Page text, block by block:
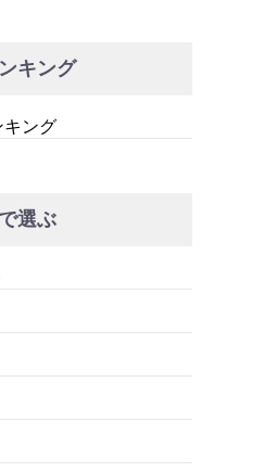
キング
キング
選ぶ